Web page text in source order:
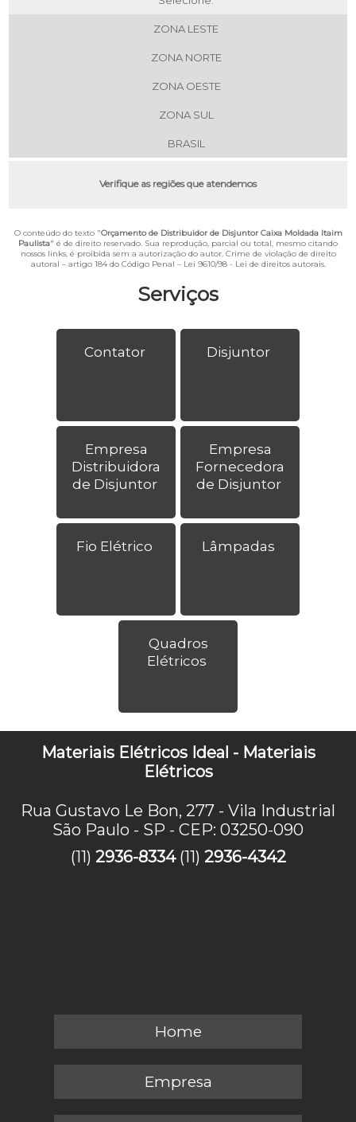
Serviços
Contator Disjuntor
Empresa
Distribuidora
de Disjuntor
Empresa
Fornecedora
de Disjuntor
Fio Elétrico Lâmpadas
Quadros
Elétricos
ZONA LESTE
ZONA NORTE
ZONA OESTE
ZONA SUL
BRASIL
Verifique as regiões que atendemos
O conteúdo do texto "Orçamento de Distribuidor de Disjuntor Caixa Moldada Itaim
Paulista" é de direito reservado. Sua reprodução, parcial ou total, mesmo citando
nossos links, é proibida sem a autorização do autor. Crime de violação de direito
autoral – artigo 184 do Código Penal – Lei 9610/98 - Lei de direitos autorais.
Materiais Elétricos Ideal - Materiais
Elétricos
Rua Gustavo Le Bon, 277 - Vila Industrial
São Paulo - SP - CEP: 03250-090
(11) 2936-8334 (11) 2936-4342
Home
Empresa